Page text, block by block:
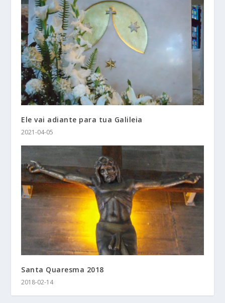
Ele vai adiante para tua Galileia
2021-04-05
Santa Quaresma 2018
2018-02-14